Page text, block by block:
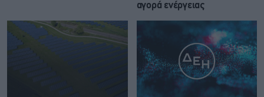
αγορά ενέργειας